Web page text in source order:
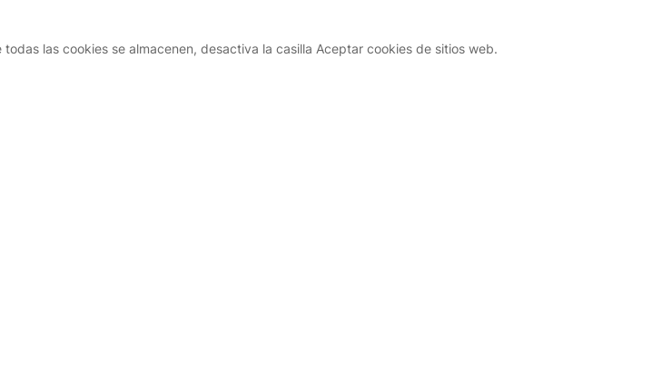
las cookies se almacenen, desactiva la casilla Aceptar cookies de sitios web.